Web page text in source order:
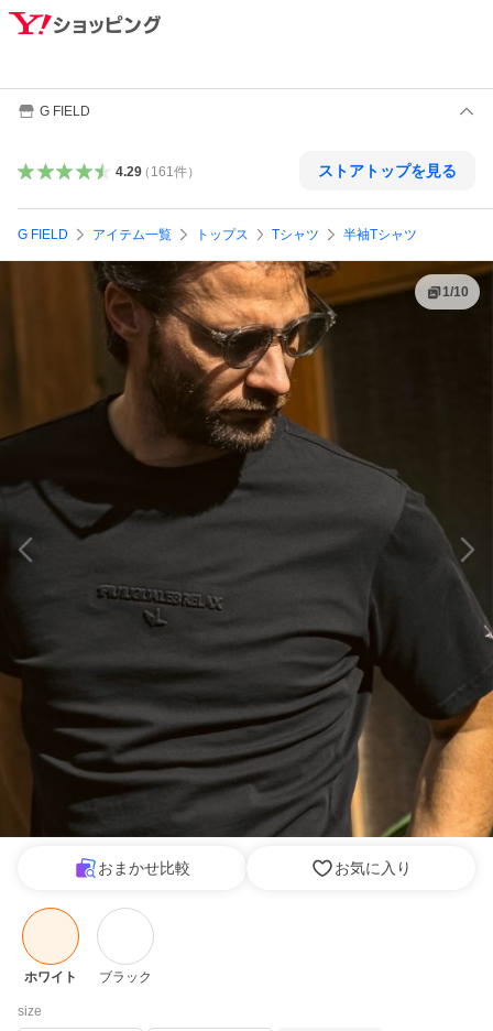
G FIELD
4.29（ 161件） ストアトップを見る
G FIELD アイテム一覧 トップス Tシャツ 半袖Tシャツ
1/10
おまかせ比較 お気に入り
ホワイト ブラック
size